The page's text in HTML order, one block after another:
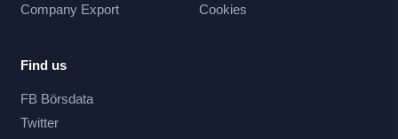
Company Export
Cookies
Find us
FB Börsdata
Twitter